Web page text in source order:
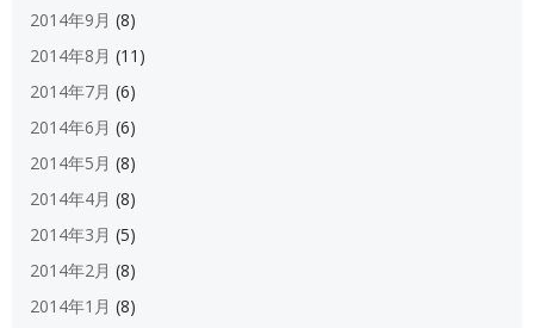
2014年9月 (8)
2014年8月 (11)
2014年7月 (6)
2014年6月 (6)
2014年5月 (8)
2014年4月 (8)
2014年3月 (5)
2014年2月 (8)
2014年1月 (8)